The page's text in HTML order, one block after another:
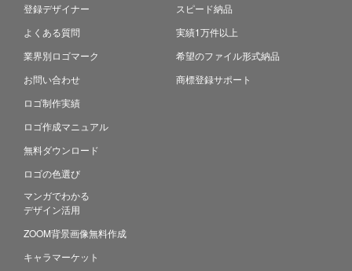
登録デザイナー
よくある質問
業界別ロゴマーク
お問い合わせ
ロゴ制作実績
ロゴ作成マニュアル
無料ダウンロード
ロゴの色選び
マンガでわかる
デザイン活用
ZOOM背景画像無料作成
キャラマーケット
スピード納品
実績1万件以上
希望のファイル形式納品
商標登録サポート